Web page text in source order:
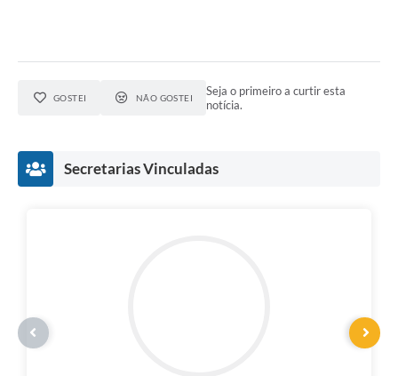
GOSTEI NÃO GOSTEI
Seja o primeiro a curtir esta
notícia.
Secretarias Vinculadas